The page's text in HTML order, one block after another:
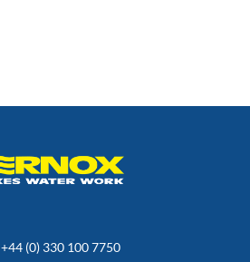
+44 (0) 330 100 7750